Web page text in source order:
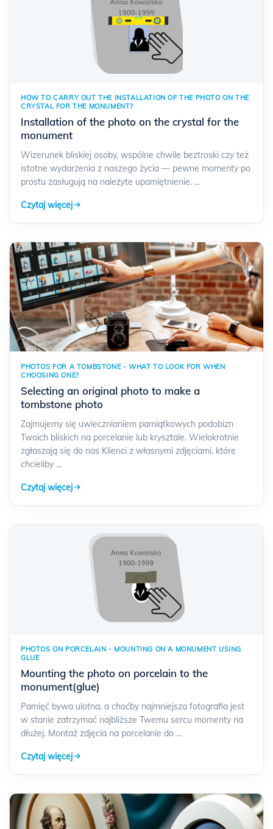
HOW TO CARRY OUT THE INSTALLATION OF THE PHOTO ON THE
CRYSTAL FOR THE MONUMENT?
Installation of the photo on the crystal for the
monument
Wizerunek bliskiej osoby, wspólne chwile beztroski czy też
istotne wydarzenia z naszego życia — pewne momenty po
prostu zasługują na należyte upamiętnienie. …
Czytaj więcej
PHOTOS FOR A TOMBSTONE - WHAT TO LOOK FOR WHEN
CHOOSING ONE?
Selecting an original photo to make a
tombstone photo
Zajmujemy się uwiecznianiem pamiątkowych podobizn
Twoich bliskich na porcelanie lub krysztale. Wielokrotnie
zgłaszają się do nas Klienci z własnymi zdjęciami, które
chcieliby …
Czytaj więcej
PHOTOS ON PORCELAIN - MOUNTING ON A MONUMENT USING
GLUE
Mounting the photo on porcelain to the
monument(glue)
Pamięć bywa ulotna, a choćby najmniejsza fotografia jest
w stanie zatrzymać najbliższe Twemu sercu momenty na
dłużej. Montaż zdjęcia na porcelanie do …
Czytaj więcej